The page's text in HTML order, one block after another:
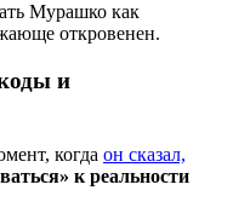
Мурашко как
откровенен.
и
когда он сказал,
к реальности